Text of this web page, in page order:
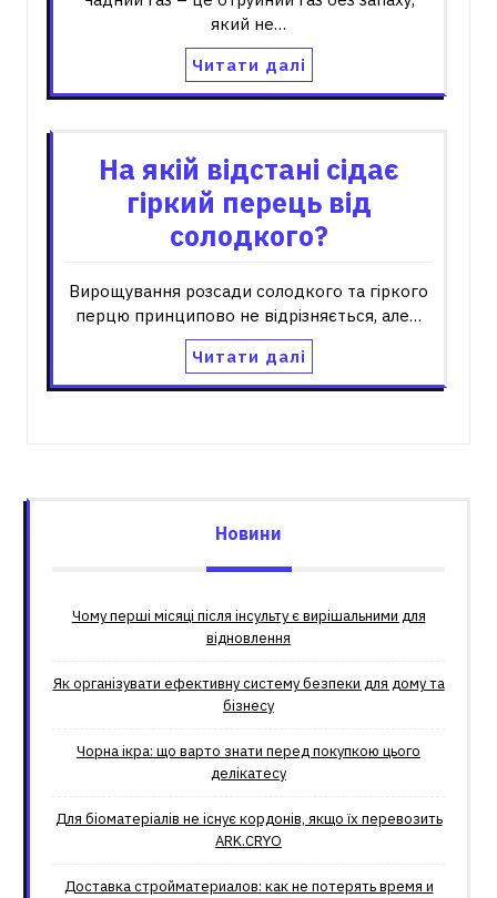
який не…
Читати далі
На якій відстані сідає
гіркий перець від
солодкого?
Вирощування розсади солодкого та гіркого
перцю принципово не відрізняється, але…
Читати далі
Новини
Чому перші місяці після інсульту є вирішальними для
відновлення
Як організувати ефективну систему безпеки для дому та
бізнесу
Чорна ікра: що варто знати перед покупкою цього
делікатесу
Для біоматеріалів не існує кордонів, якщо їх перевозить
ARK.CRYO
Доставка стройматериалов: как не потерять время и